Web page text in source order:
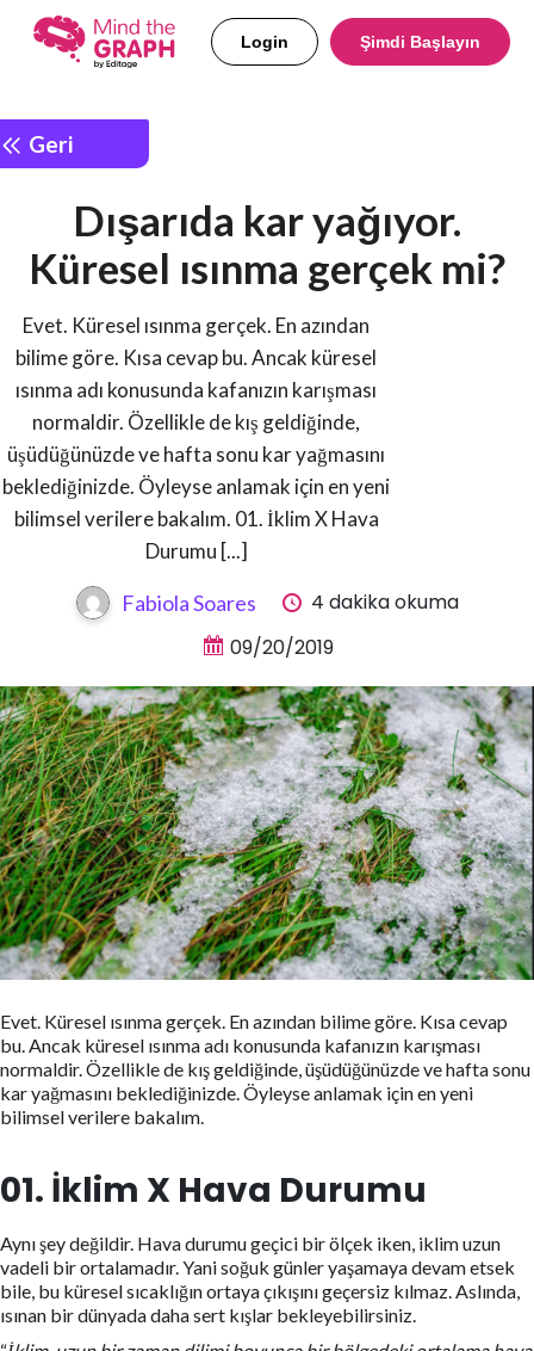
Login Şimdi Başlayın
Geri
Dışarıda kar yağıyor.
Küresel ısınma gerçek mi?
Evet. Küresel ısınma gerçek. En azından
bilime göre. Kısa cevap bu. Ancak küresel
ısınma adı konusunda kafanızın karışması
normaldir. Özellikle de kış geldiğinde,
üşüdüğünüzde ve hafta sonu kar yağmasını
beklediğinizde. Öyleyse anlamak için en yeni
bilimsel verilere bakalım. 01. İklim X Hava
Durumu [...]
Fabiola Soares
4 dakika okuma
09/20/2019
Evet. Küresel ısınma gerçek. En azından bilime göre. Kısa cevap
bu. Ancak küresel ısınma adı konusunda kafanızın karışması
normaldir. Özellikle de kış geldiğinde, üşüdüğünüzde ve hafta sonu
kar yağmasını beklediğinizde. Öyleyse anlamak için en yeni
bilimsel verilere bakalım.
01. İklim X Hava Durumu
Aynı şey değildir. Hava durumu geçici bir ölçek iken, iklim uzun
vadeli bir ortalamadır. Yani soğuk günler yaşamaya devam etsek
bile, bu küresel sıcaklığın ortaya çıkışını geçersiz kılmaz. Aslında,
ısınan bir dünyada daha sert kışlar bekleyebilirsiniz.